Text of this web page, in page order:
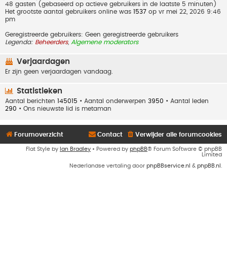
48 gasten (gebaseerd op actieve gebruikers in de laatste 5 minuten)
Het grootste aantal gebruikers online was 1537 op vr mei 22, 2026 9:46
pm
Geregistreerde gebruikers: Geen geregistreerde gebruikers
Legenda: Beheerders, Algemene moderators
Verjaardagen
Er zijn geen verjaardagen vandaag.
Statistieken
Aantal berichten 145015 • Aantal onderwerpen 3950 • Aantal leden
290 • Ons nieuwste lid is metaman
Forumoverzicht Verwijder alle forumcookies
Contact
Flat Style by Ian Bradley • Powered by phpBB® Forum Software © phpBB
Limited
Nederlandse vertaling door phpBBservice.nl & phpBB.nl